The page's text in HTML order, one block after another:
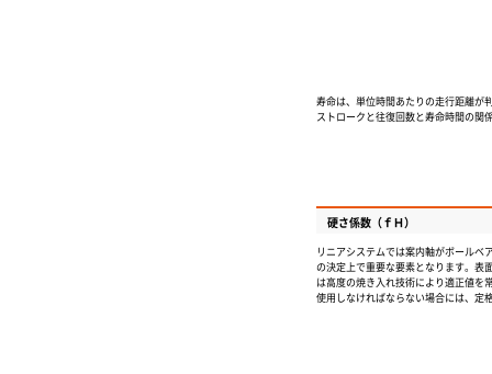
寿命は、単位時間あたりの走行距離が
ストロークと往復回数と寿命時間の関
硬さ係数（ｆ Ｈ ）
リニアシステムでは案内軸がボールベ
の決定上で重要な要素となります。表
は高度の焼き入れ技術により適正値を
使用しなければならない場合には、定